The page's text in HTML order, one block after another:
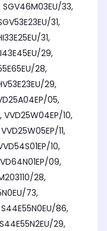
SGV46M03EU/33,
31,
31,
29,
28,
29,
05,
10,
11,
10,
09,
28,
73,
86,
29,